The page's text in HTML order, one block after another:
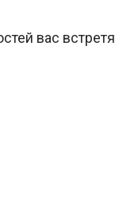
вас